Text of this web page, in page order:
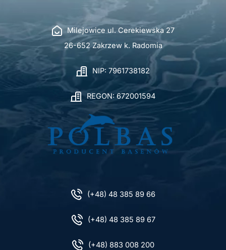
Milejowice ul. Cerekiewska 27
26-652 Zakrzew k. Radomia
NIP: 7961738182
REGON: 672001594
(+48) 48 385 89 66
(+48) 48 385 89 67
(+48) 883 008 200